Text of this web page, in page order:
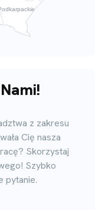
z zakresu
Cię nasza
Skorzystaj
Szybko
pytanie.